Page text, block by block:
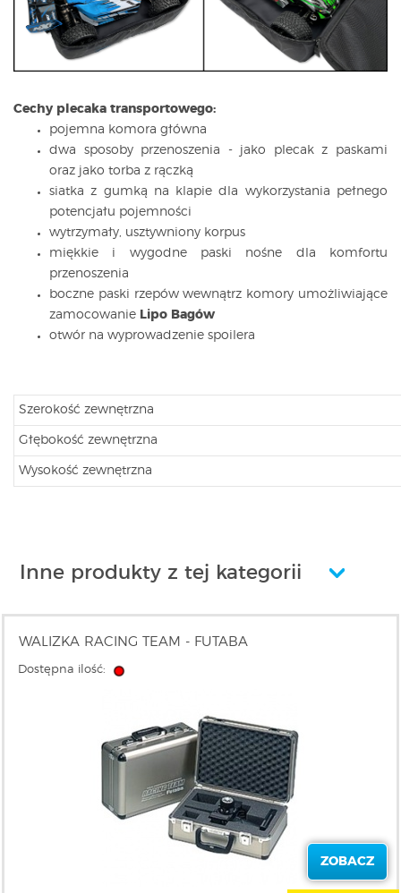
Cechy plecaka transportowego:
pojemna komora główna
dwa sposoby przenoszenia - jako plecak z paskami
oraz jako torba z rączką
siatka z gumką na klapie dla wykorzystania pełnego
potencjału pojemności
wytrzymały, usztywniony korpus
miękkie i wygodne paski nośne dla komfortu
przenoszenia
boczne paski rzepów wewnątrz komory umożliwiające
zamocowanie Lipo Bagów
otwór na wyprowadzenie spoilera
Szerokość zewnętrzna
Głębokość zewnętrzna
Wysokość zewnętrzna
Inne produkty z tej kategorii
WALIZKA RACING TEAM - FUTABA
Dostępna ilość:
ZOBACZ